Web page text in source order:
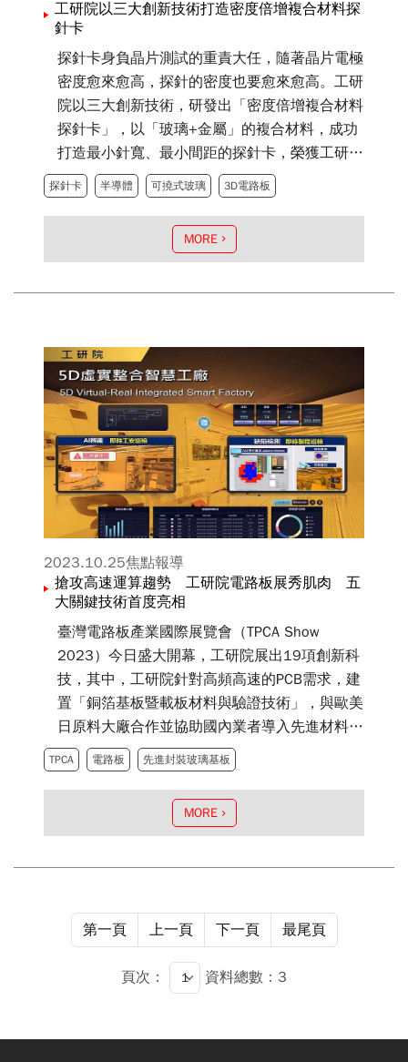
工研院以三大創新技術打造密度倍增複合材料探
針卡
探針卡身負晶片測試的重責大任，隨著晶片電極
密度愈來愈高，探針的密度也要愈來愈高。工研
院以三大創新技術，研發出「密度倍增複合材料
探針卡」，以「玻璃+金屬」的複合材料，成功
打造最小針寬、最小間距的探針卡，榮獲工研院
傑出研究獎金牌獎。
探針卡 半導體 可撓式玻璃 3D電路板
MORE
2023.10.25焦點報導
搶攻高速運算趨勢 工研院電路板展秀肌肉 五
大關鍵技術首度亮相
臺灣電路板產業國際展覽會（TPCA Show
2023）今日盛大開幕，工研院展出19項創新科
技，其中，工研院針對高頻高速的PCB需求，建
置「銅箔基板暨載板材料與驗證技術」，與歐美
日原料大廠合作並協助國內業者導入先進材料開
發，大幅縮短材料商至少6個月的研發時間；另
一項「低損耗底漆層材料技術」可讓銅箔基板在
高頻傳輸下具有更高的穩定度及可靠度，滿足
5G需求；此外，由科專計畫補助的「全濕式高
裝玻璃基板市場而設，可製作高深寬比大於10
速協助產業轉型升級，搶攻國際供應鏈！
TPCA 電路板 先進封裝玻璃基板
MORE
第一頁 上一頁 下一頁 最尾頁
頁次： 資料總數：3